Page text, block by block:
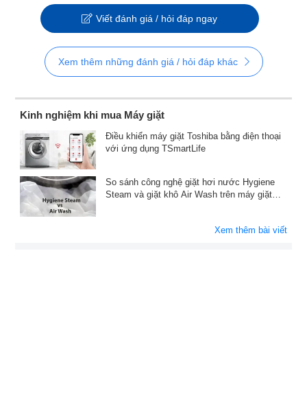
Viết đánh giá / hỏi đáp ngay
Xem thêm những đánh giá / hỏi đáp khác
Kinh nghiệm khi mua Máy giặt
Điều khiển máy giặt Toshiba bằng điện thoại
với ứng dụng TSmartLife
So sánh công nghệ giặt hơi nước Hygiene
Steam và giặt khô Air Wash trên máy giặt
Xem thêm bài viết